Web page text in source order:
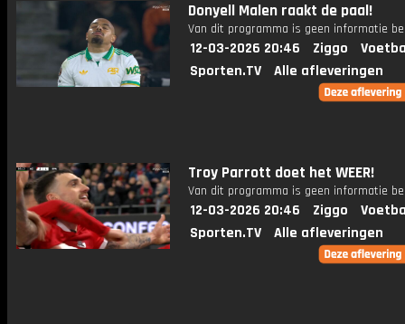
Donyell Malen raakt de paal!
Van dit programma is geen informatie
12-03-2026 20:46 Ziggo
Sporten.TV
Alle afleveringen
Troy Parrott doet het WEER!
Van dit programma is geen informatie
12-03-2026 20:46 Ziggo
Sporten.TV
Alle afleveringen